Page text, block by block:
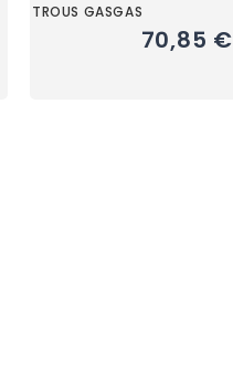
TROUS GASGAS
70,85 €